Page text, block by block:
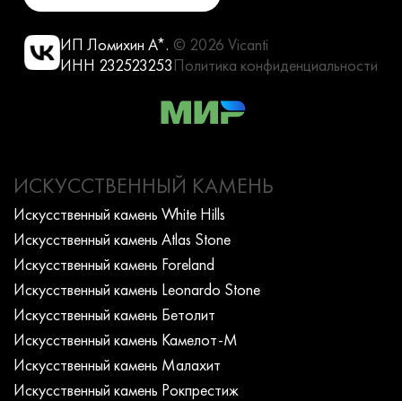
ИП Ломихин А*.
ИНН 232523253
© 2026 Vicanti
Политика конфиденциальности
ИСКУССТВЕННЫЙ КАМЕНЬ
Искусcтвенный камень White Hills
Искусcтвенный камень Atlas Stone
Искусcтвенный камень Foreland
Искусcтвенный камень Leonardo Stone
Искусcтвенный камень Бетолит
Искусcтвенный камень Камелот-М
Искусcтвенный камень Малахит
Искусcтвенный камень Рокпрестиж